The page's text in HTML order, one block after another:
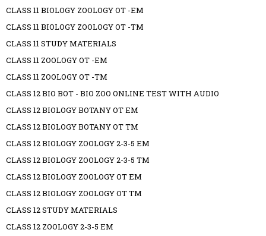
CLASS 11 BIOLOGY ZOOLOGY OT -EM
CLASS 11 BIOLOGY ZOOLOGY OT -TM
CLASS 11 STUDY MATERIALS
CLASS 11 ZOOLOGY OT -EM
CLASS 11 ZOOLOGY OT -TM
CLASS 12 BIO BOT - BIO ZOO ONLINE TEST WITH AUDIO
CLASS 12 BIOLOGY BOTANY OT EM
CLASS 12 BIOLOGY BOTANY OT TM
CLASS 12 BIOLOGY ZOOLOGY 2-3-5 EM
CLASS 12 BIOLOGY ZOOLOGY 2-3-5 TM
CLASS 12 BIOLOGY ZOOLOGY OT EM
CLASS 12 BIOLOGY ZOOLOGY OT TM
CLASS 12 STUDY MATERIALS
CLASS 12 ZOOLOGY 2-3-5 EM